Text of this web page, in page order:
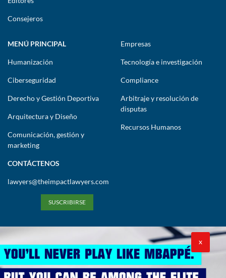
Consejeros
MENÚ PRINCIPAL
Humanización
Ciberseguridad
Derecho y Gestión Deportiva
Arquitectura y Diseño
Comunicación, gestión y
marketing
Empresas
Tecnología e investigación
Compliance
Arbitraje y resolución de
disputas
Recursos Humanos
CONTÁCTENOS
lawyers@theimpactlawyers.com
SUSCRIBIRSE
X